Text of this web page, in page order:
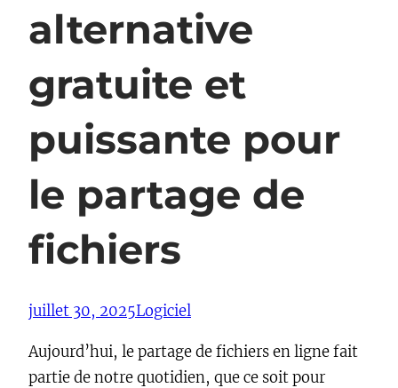
alternative
gratuite et
puissante pour
le partage de
fichiers
juillet 30, 2025Logiciel
Aujourd’hui, le partage de fichiers en ligne fait
partie de notre quotidien, que ce soit pour